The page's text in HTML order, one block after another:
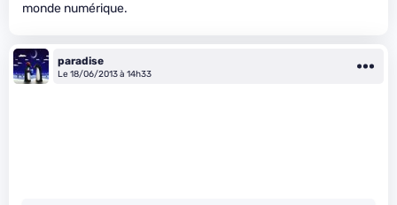
monde numérique.
paradise
Le 18/06/2013 à 14h33